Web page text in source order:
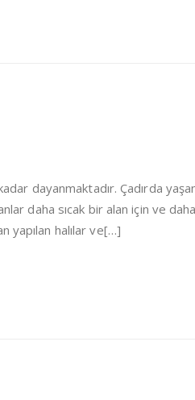
dayanmaktadır. Çadırda
daha sıcak bir alan için ve daha
yapılan halılar ve[…]